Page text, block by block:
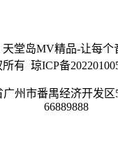
天堂岛MV精品-让每
所有 琼ICP备
州市番禺经济开发
66889888